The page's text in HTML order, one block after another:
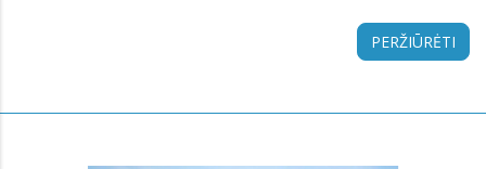
PERŽIŪRĖTI